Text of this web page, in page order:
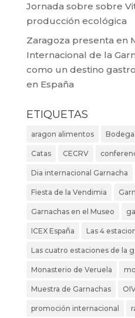
Jornada sobre sobre
producción ecológica
Zaragoza presenta en
Internacional de la
como un destino
en España
ETIQUETAS
aragon alimentos
Catas CECRV
Dia internacional Garnacha
Fiesta de la Vendimia
Garnachas en el Museo
ICEX España Las 4
Las cuatro estaciones de la
Monasterio de Veruela
Muestra de Garnachas
promoción internacional